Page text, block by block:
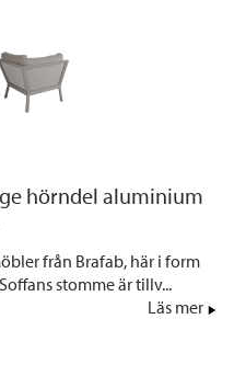
hörndel aluminium
från Brafab, här i form
stomme är tillv...
Läs mer